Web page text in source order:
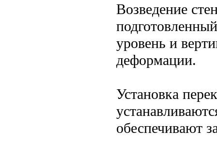
Возведение
уровень и
деформации.
Установка
обеспечивают